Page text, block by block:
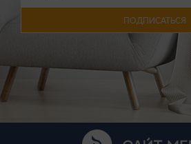
ПОДПИСАТЬСЯ